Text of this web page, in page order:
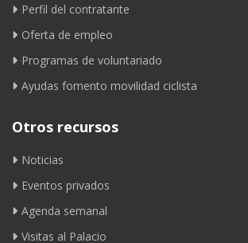
Perfil del contratante
Oferta de empleo
Programas de voluntariado
Ayudas fomento movilidad ciclista
Otros recursos
Noticias
Eventos privados
Agenda semanal
Visitas al Palacio